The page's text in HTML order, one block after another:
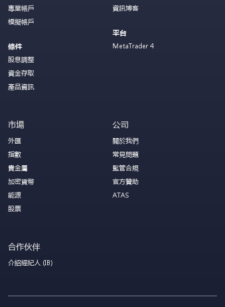
專業帳戶
模擬帳戶
條件
股息調整
資金存取
產品資訊
資訊博客
平台
MetaTrader 4
市場
外匯
指數
貴金屬
加密貨幣
能源
股票
公司
關於我們
常見問題
監管合規
官方贊助
ATAS
合作伙伴
介紹經紀人 (IB)